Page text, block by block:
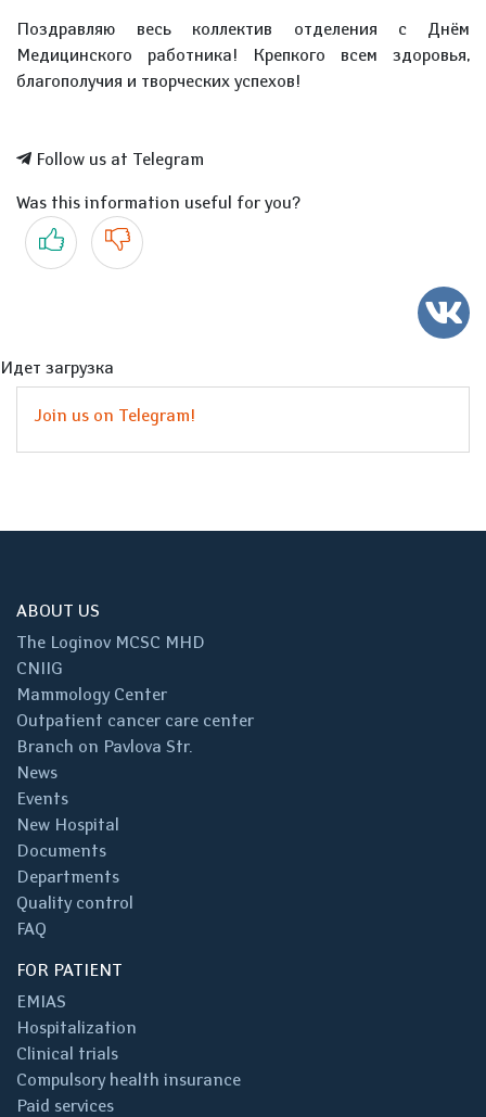
Поздравляю весь коллектив отделения с Днём
Медицинского работника! Крепкого всем здоровья,
благополучия и творческих успехов!
Follow us at Telegram
Was this information useful for you?
Yes No
Идет загрузка
Join us on Telegram!
ABOUT US
The Loginov MCSC MHD
CNIIG
Mammology Center
Outpatient cancer care center
Branch on Pavlova Str.
News
Events
New Hospital
Documents
Departments
Quality control
FAQ
FOR PATIENT
EMIAS
Hospitalization
Clinical trials
Compulsory health insurance
Paid services